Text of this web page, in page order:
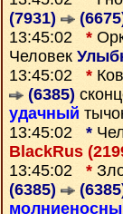
(7931)
13:45:02 *
Человек
13:45:02 *
(6385)
удачный
13:45:02 *
BlackRus
13:45:02 *
(6385)